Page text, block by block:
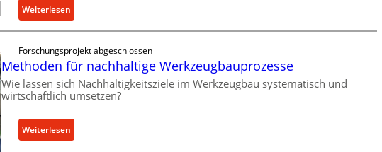
f
ü
i
n
d
i
e
k
c
k
l
t
X
6
-
P
Weiterlesen:
S
a
r
e
P
r
t
Forschungsprojekt abgeschlossen
Methoden für nachhaltige Werkzeugbauprozesse
Wie lassen sich Nachhaltigkeitsziele im Werkzeugbau systematisch und
wirtschaftlich umsetzen?
Weiterlesen:
M